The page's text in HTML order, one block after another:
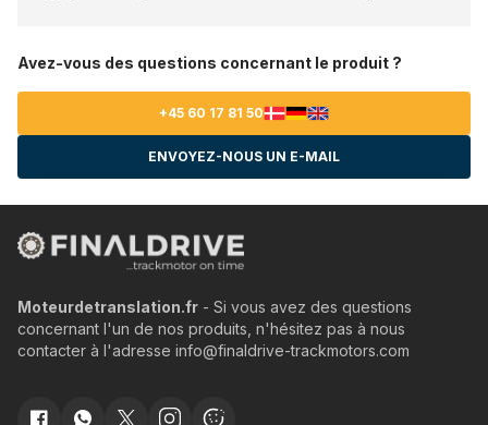
Avez-vous des questions concernant le produit ?
+45 60 17 81 50
ENVOYEZ-NOUS UN E-MAIL
Moteurdetranslation.fr - Si vous avez des questions
concernant l'un de nos produits, n'hésitez pas à nous
contacter à l'adresse info@finaldrive-trackmotors.com